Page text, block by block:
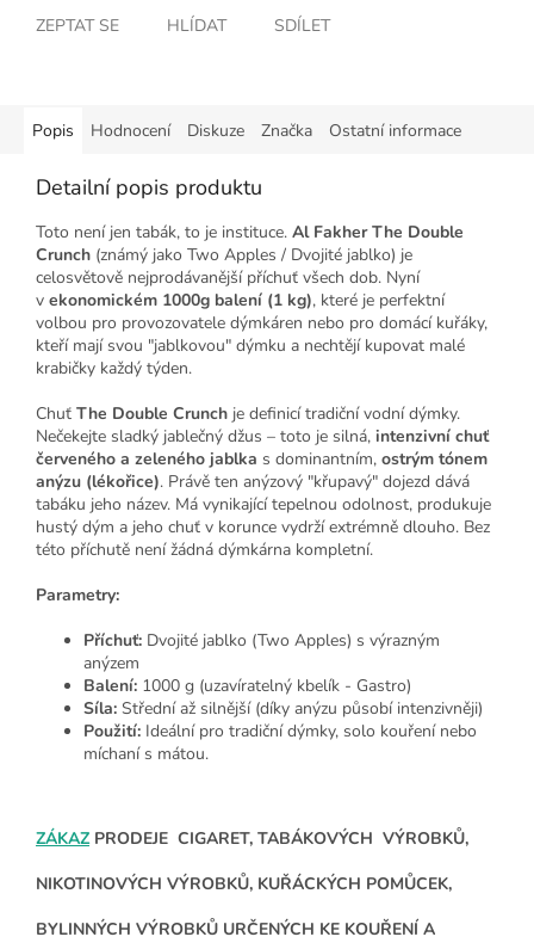
ZEPTAT SE HLÍDAT SDÍLET
Popis Hodnocení Diskuze Značka Ostatní informace
Detailní popis produktu
Toto není jen tabák, to je instituce. Al Fakher The Double
Crunch (známý jako Two Apples / Dvojité jablko) je
celosvětově nejprodávanější příchuť všech dob. Nyní
v ekonomickém 1000g balení (1 kg), které je perfektní
volbou pro provozovatele dýmkáren nebo pro domácí kuřáky,
kteří mají svou "jablkovou" dýmku a nechtějí kupovat malé
krabičky každý týden.
Chuť The Double Crunch je definicí tradiční vodní dýmky.
Nečekejte sladký jablečný džus – toto je silná, intenzivní chuť
červeného a zeleného jablka s dominantním, ostrým tónem
anýzu (lékořice). Právě ten anýzový "křupavý" dojezd dává
tabáku jeho název. Má vynikající tepelnou odolnost, produkuje
hustý dým a jeho chuť v korunce vydrží extrémně dlouho. Bez
této příchutě není žádná dýmkárna kompletní.
Parametry:
Příchuť: Dvojité jablko (Two Apples) s výrazným
anýzem
Balení: 1000 g (uzavíratelný kbelík - Gastro)
Síla: Střední až silnější (díky anýzu působí intenzivněji)
Použití: Ideální pro tradiční dýmky, solo kouření nebo
míchaní s mátou.
ZÁKAZPRODEJE CIGARET, TABÁKOVÝCH VÝROBKŮ,
NIKOTINOVÝCH VÝROBKŮ, KUŘÁCKÝCH POMŮCEK,
BYLINNÝCH VÝROBKŮ URČENÝCH KE KOUŘENÍ A